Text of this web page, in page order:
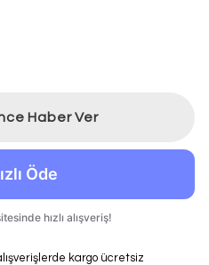
Haber Ver
kargo ücretsiz